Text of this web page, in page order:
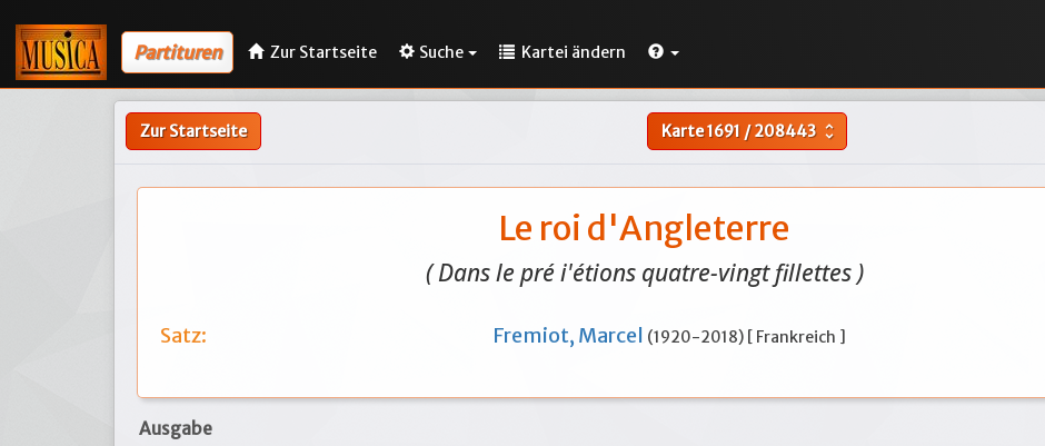
Partituren Zur Startseite Suche Kartei ändern
Zur Startseite Karte1691 /208443 unfold_more
Le roi d'Angleterre
( Dans le pré i'étions quatre-vingt fillettes )
Satz: Fremiot, Marcel (1920-2018) [ Frankreich ]
Ausgabe